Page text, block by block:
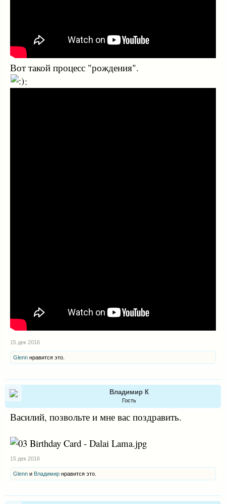
Вот такой процесс "рождения".
:
15 дек 2016
Glenn нравится это.
Владимир К
Гость
Василий, позвольте и мне вас поздравить.
15 дек 2016
Glenn и Владимир нравится это.